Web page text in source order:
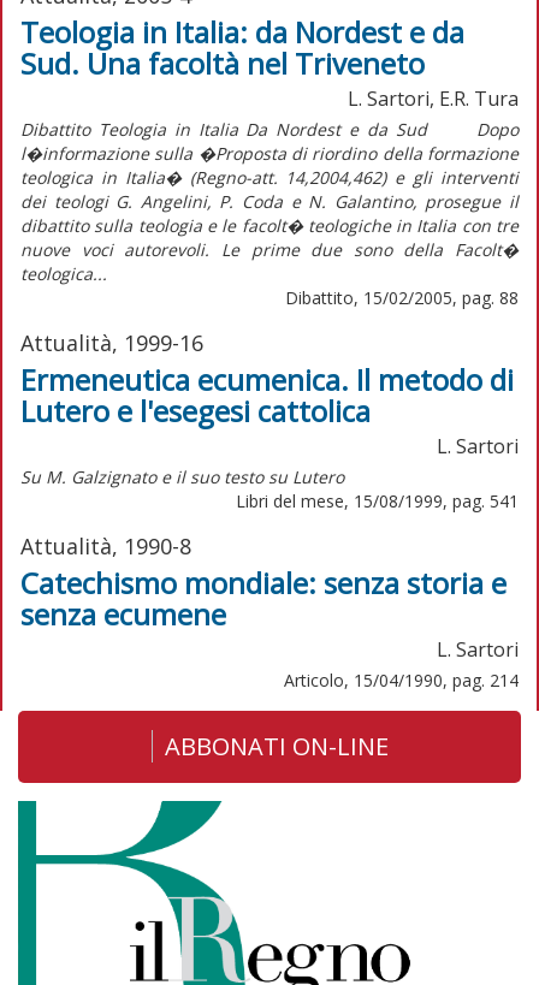
Teologia in Italia: da Nordest e da
Sud. Una facoltà nel Triveneto
L. Sartori, E.R. Tura
Dibattito Teologia in Italia Da Nordest e da Sud Dopo
l�informazione sulla �Proposta di riordino della formazione
teologica in Italia� (Regno-att. 14,2004,462) e gli interventi
dei teologi G. Angelini, P. Coda e N. Galantino, prosegue il
dibattito sulla teologia e le facolt� teologiche in Italia con tre
nuove voci autorevoli. Le prime due sono della Facolt�
teologica...
Dibattito, 15/02/2005, pag. 88
Attualità, 1999-16
Ermeneutica ecumenica. Il metodo di
Lutero e l'esegesi cattolica
L. Sartori
Su M. Galzignato e il suo testo su Lutero
Libri del mese, 15/08/1999, pag. 541
Attualità, 1990-8
Catechismo mondiale: senza storia e
senza ecumene
L. Sartori
Articolo, 15/04/1990, pag. 214
ABBONATI ON-LINE